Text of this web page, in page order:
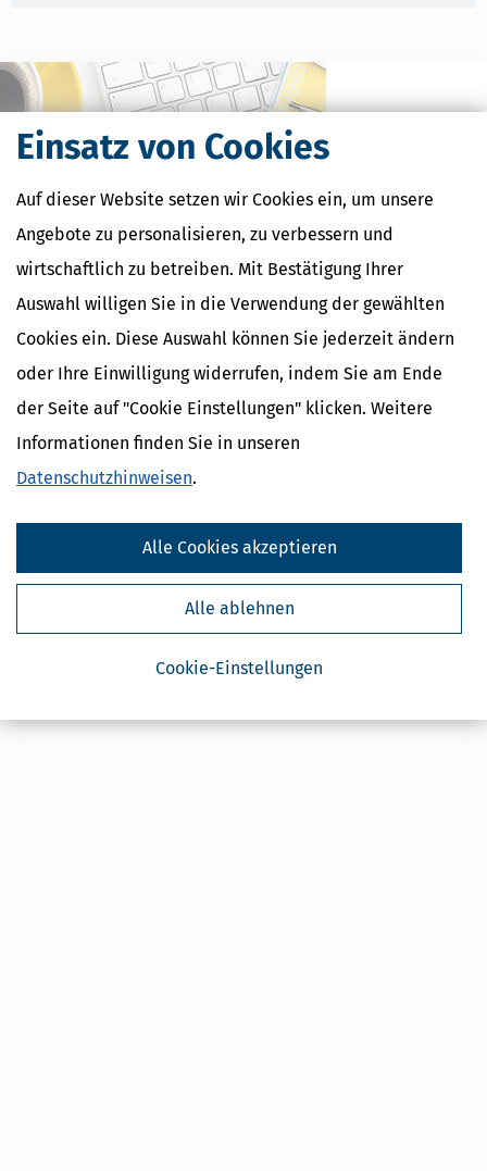
Einsatz von Cookies
Auf dieser Website setzen wir Cookies ein, um unsere
Angebote zu personalisieren, zu verbessern und
wirtschaftlich zu betreiben. Mit Bestätigung Ihrer
Auswahl willigen Sie in die Verwendung der gewählten
Cookies ein. Diese Auswahl können Sie jederzeit ändern
oder Ihre Einwilligung widerrufen, indem Sie am Ende
der Seite auf "Cookie Einstellungen" klicken. Weitere
Informationen finden Sie in unseren
Datenschutzhinweisen.
Cookie-Einstellungen
Alle ablehnen
Alle Cookies akzeptieren
Kostenlose Steuertipps & News
Geldtipps
Ja, ich möchte die kostenlosen Newsletter
von Steuertipps abonnieren. Die